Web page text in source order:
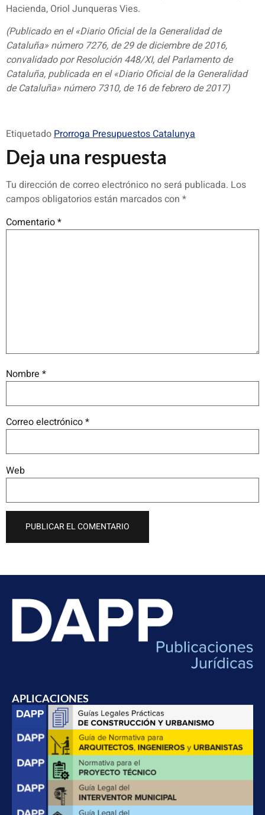
Hacienda, Oriol Junqueras Vies.
(Publicado en el «Diario Oficial de la Generalidad de
Cataluña» número 7276, de 29 de diciembre de 2016,
convalidado por Resolución 448/XI, del Parlamento de
Cataluña, publicada en el «Diario Oficial de la Generalidad
de Cataluña» número 7310, de 16 de febrero de 2017)
EtiquetadoProrroga Presupuestos Catalunya
Deja una respuesta
Tu dirección de correo electrónico no será publicada. Los
campos obligatorios están marcados con *
Comentario*
Nombre *
Correo electrónico*
Web
APLICACIONES